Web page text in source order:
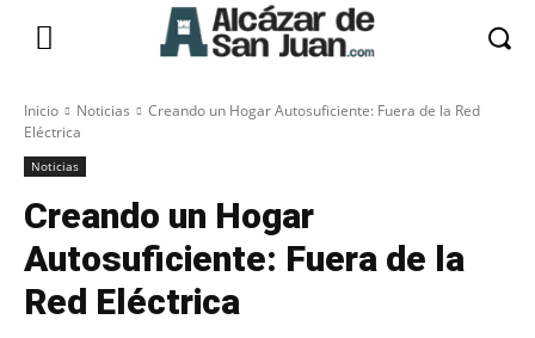
Inicio Noticias
Creando un Hogar Autosuficiente: Fuera de la Red
Eléctrica
Noticias
Creando un Hogar
Autosuficiente: Fuera de la
Red Eléctrica